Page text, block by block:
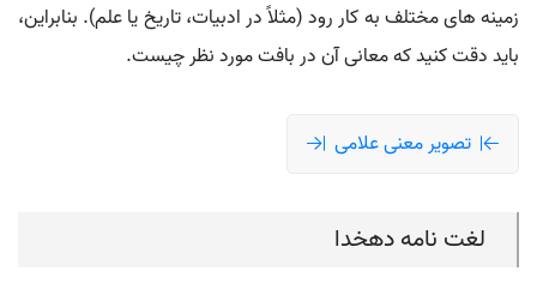
زمینه‌ های مختلف به کار رود (مثلاً در ادبیات، تاریخ یا علم). بنابراین،
باید دقت کنید که معانی آن در بافت مورد نظر چیست.
تصویر معنی علامی
لغت نامه دهخدا